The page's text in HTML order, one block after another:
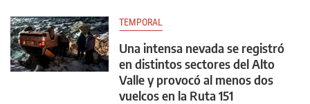
TEMPORAL
Una intensa nevada se registró
en distintos sectores del Alto
Valle y provocó al menos dos
vuelcos en la Ruta 151